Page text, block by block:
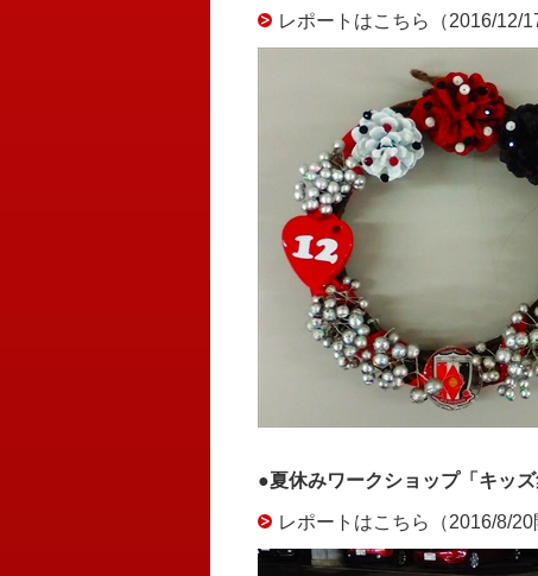
レポートはこちら（2016/12/
●夏休みワークショップ「キッ
レポートはこちら（2016/8/20